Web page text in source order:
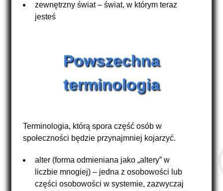
zewnętrzny świat – świat, w którym teraz
jesteś
Powszechna
terminologia
Terminologia, którą spora część osób w
społeczności będzie przynajmniej kojarzyć.
alter (forma odmieniana jako „altery” w
liczbie mnogiej) – jedna z osobowości lub
części osobowości w systemie, zazwyczaj